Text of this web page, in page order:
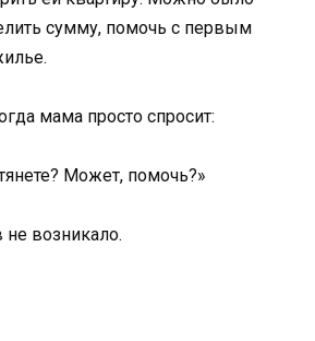
сумму, помочь с первым
мама просто спросит:
Может, помочь?»
не возникало.